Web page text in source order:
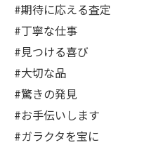
#期待に応える査定
#丁寧な仕事
#見つける喜び
#大切な品
#驚きの発見
#お手伝いします
#ガラクタを宝に